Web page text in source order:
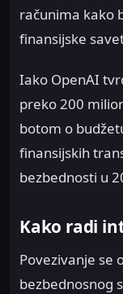
računima kako
finansijske
Iako OpenAI
preko 200
botom o
finansijskih
bezbednosti u
Kako radi
Povezivanje se
bezbednosnog